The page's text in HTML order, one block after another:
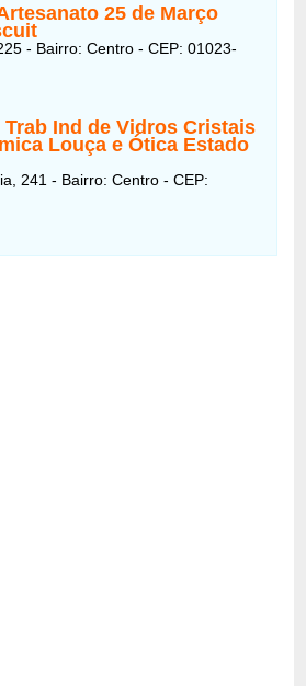
25 de Março
- Bairro: Centro - CEP: 01023-
Trab Ind de Vidros Cristais
Louça e Ótica Estado
241 - Bairro: Centro - CEP: